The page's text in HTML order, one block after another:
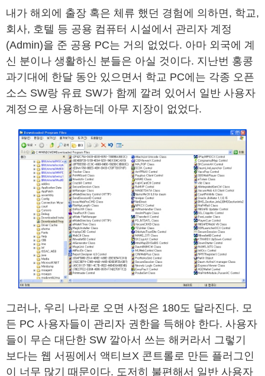
내가 해외에 출장 혹은 체류 했던 경험에 의하면, 학교,
회사, 호텔 등 공용 컴퓨터 시설에서 관리자 계정
(Admin)을 준 공용 PC는 거의 없었다. 아마 외국에 계
신 분이나 생활하신 분들은 아실 것이다. 지난번 홍콩
과기대에 한달 동안 있으면서 학교 PC에는 각종 오픈
소스 SW랑 유료 SW가 함께 깔려 있어서 일반 사용자
계정으로 사용하는데 아무 지장이 없었다.
그러나, 우리 나라로 오면 사정은 180도 달라진다. 모
든 PC 사용자들이 관리자 권한을 득해야 한다. 사용자
들이 무슨 대단한 SW 깔아서 쓰는 해커라서 그렇기
보다는 웹 서핑에서 액티브X 콘트롤로 만든 플러그인
이 너무 많기 때문이다. 도저히 불편해서 일반 사용자